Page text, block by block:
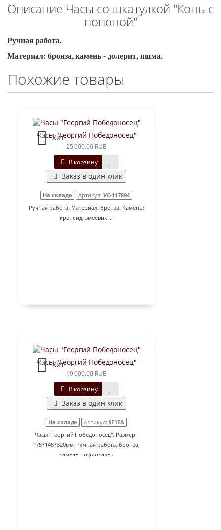
Описание Часы со шкатулкой "Конь с
попоной"
Ручная работа.
Материал: бронза, камень - долерит, яшма.
Похожие товары
Хит
Часы "Георгий Победоносец"
25 000.00 RUB
В корзину
Заказ в один клик
На складе Артикул: УС-117894
Ручная работа. Материал: бронза. Камень:
креноид, змеевик. ..
Хит
Часы "Георгий Победоносец"
19 000.00 RUB
В корзину
Заказ в один клик
На складе Артикул: 9F1EA
Часы "Георгий Победоносец". Размер:
175*145*320мм. Ручная работа, бронза,
камень - офиокаль..